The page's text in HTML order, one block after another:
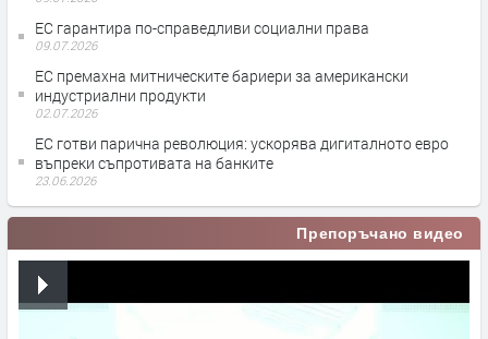
ЕС гарантира по-справедливи социални права
09.07.2026
ЕС премахна митническите бариери за американски
индустриални продукти
02.07.2026
ЕС готви парична революция: ускорява дигиталното евро
въпреки съпротивата на банките
23.06.2026
Препоръчано видео